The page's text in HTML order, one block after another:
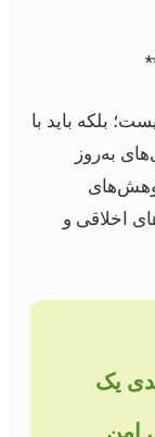
بلکه باید با
به‌روز
اخلاقی و
یک